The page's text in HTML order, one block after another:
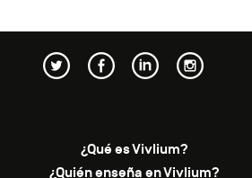
¿Qué es Vivlium?
¿Quién enseña en Vivlium?